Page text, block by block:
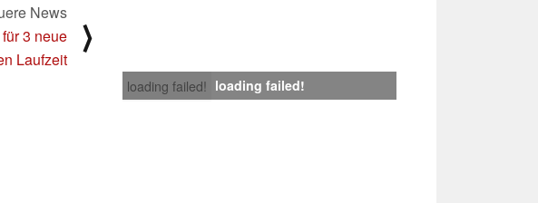
News
3 neue
Laufzeit
⟩
loading failed! loading failed!